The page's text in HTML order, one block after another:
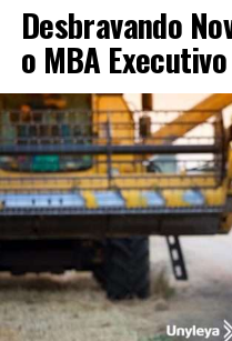
Desbravando
o MBA